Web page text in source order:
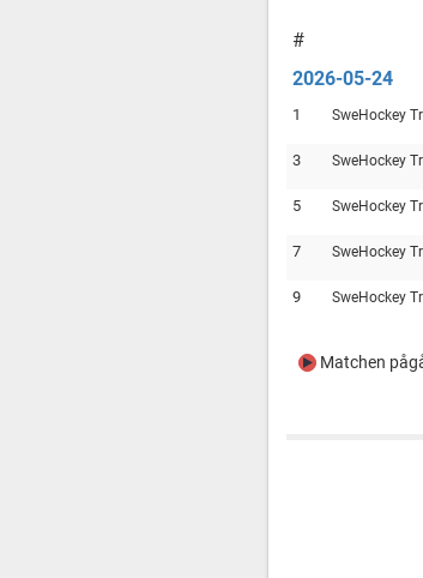
#
2026-05-24
1 SweHockey
3 SweHockey
5 SweHockey
7 SweHockey
9 SweHockey
Matchen